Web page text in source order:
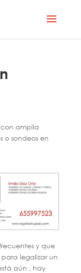
amplia
o sondeos en
y que
para legalizar un
aún , hay